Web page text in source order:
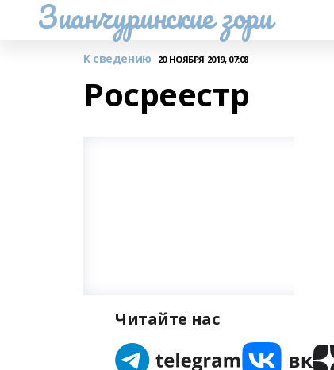
Зианчуринские зори
К сведению 20 НОЯБРЯ 2019, 07:08
Росреестр
Читайте нас